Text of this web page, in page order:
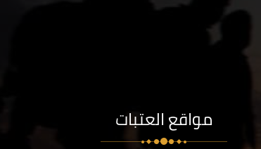
مواقع العتبات